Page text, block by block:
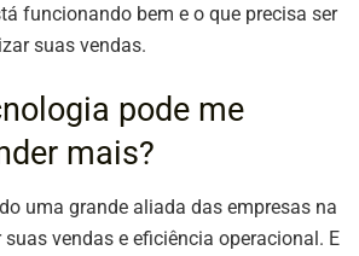
funcionando bem e o que precisa ser
suas vendas.
pode me
mais?
uma grande aliada das empresas na
vendas e eficiência operacional. E